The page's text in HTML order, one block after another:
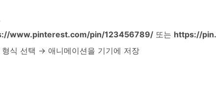
www.pinterest.com/pin/123456789/ 또는 https://
식 선택 → 애니메이션을 기기에 저장